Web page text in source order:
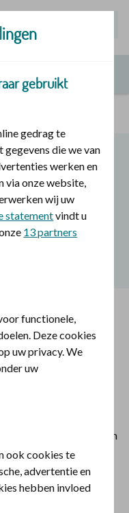
je over rust en
ontspannen? Of
Ontdek wat de kracht
en werken.
draaien altijd op
ik in fotografie. En
boek. In het boek De
Ik herkende
wel 2 keer lezen om
me bewust gemaakt
christelijke
gebruikt
gedrag te
gegevens die we van
werken en
via onze website,
wij uw
statementvindt u
13 partners
functionele,
Deze cookies
uw privacy. We
uw
ook cookies te
advertentie en
hebben invloed